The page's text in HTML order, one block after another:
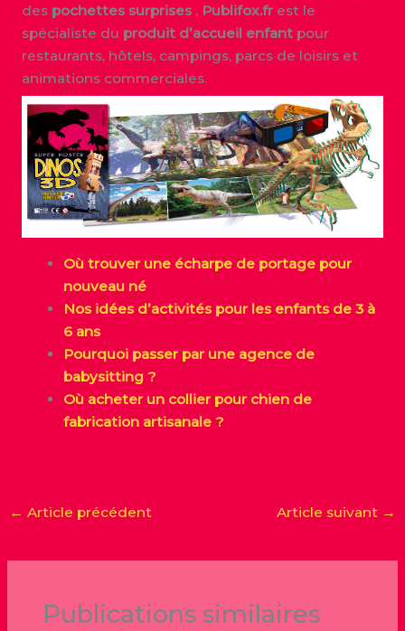
des pochettes surprises, Publifox.frest le
spécialiste du produit d’accueil enfantpour
restaurants, hôtels, campings, parcs de loisirs et
animations commerciales.
Où trouver une écharpe de portage pour
nouveau né
Nos idées d’activités pour les enfants de 3 à
6 ans
Pourquoi passer par une agence de
babysitting ?
Où acheter un collier pour chien de
fabrication artisanale ?
← Article précédent Article suivant →
Publications similaires